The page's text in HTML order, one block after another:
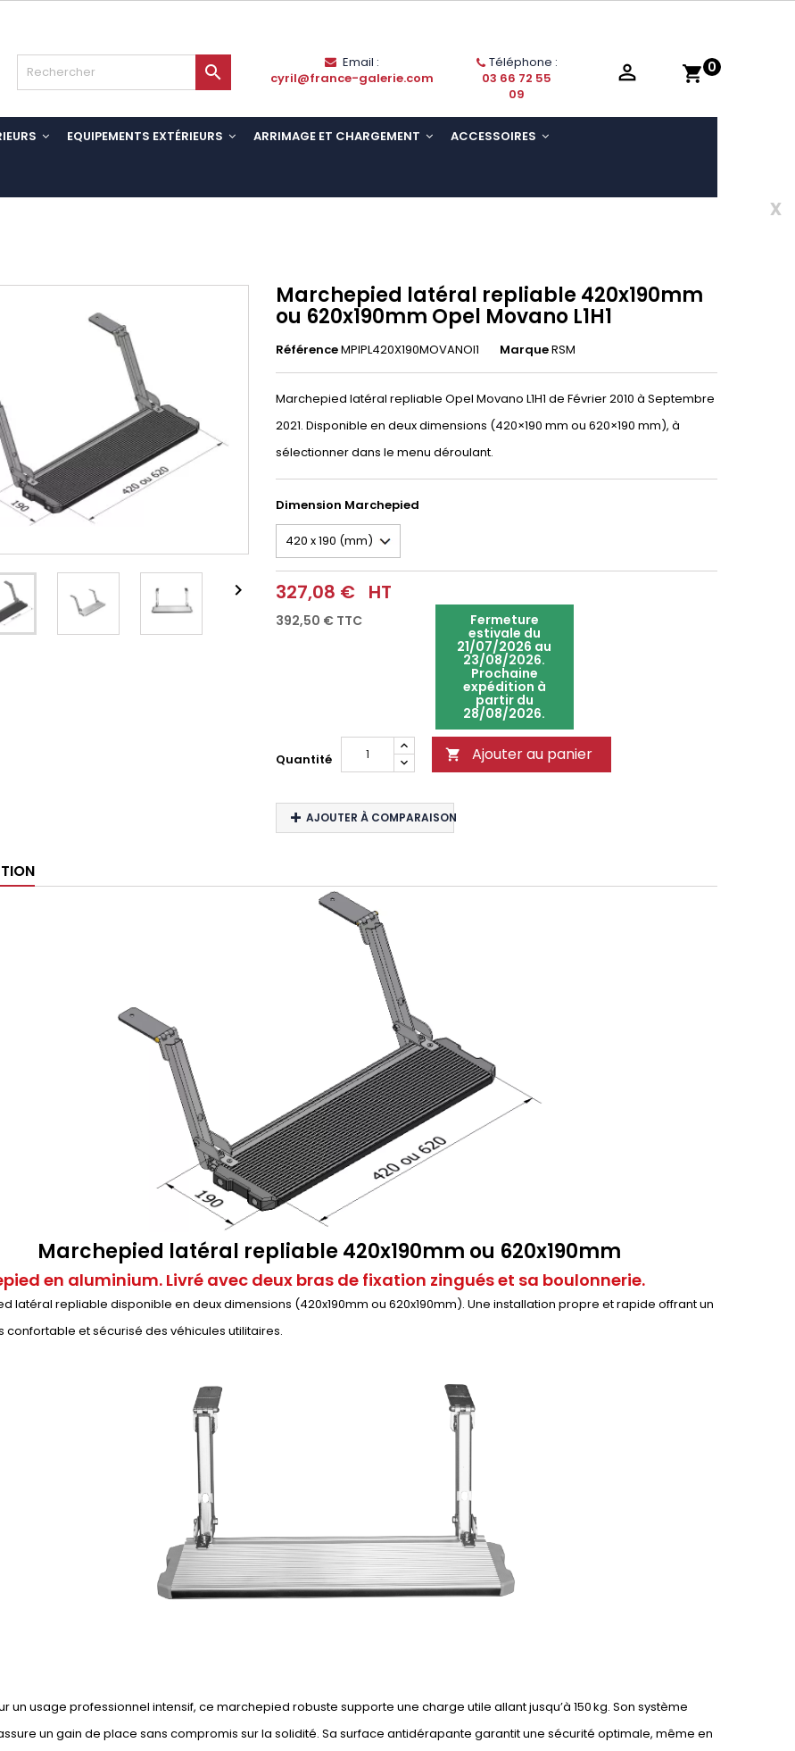
shopping_cart 0

Email :
cyril@france-galerie.com
Téléphone :
03 66 72 55
09

EQUIPEMENTS EXTÉRIEURS ARRIMAGE ET CHARGEMENT ACCESSOIRES
x

Marchepied latéral repliable 420x190mm
ou 620x190mm Opel Movano L1H1
RéférenceMPIPL420X190MOVANOl1 MarqueRSM
Marchepied latéral repliable Opel Movano L1H1 de Février 2010 à Septembre
2021. Disponible en deux dimensions (420×190 mm ou 620×190 mm), à
sélectionner dans le menu déroulant.
Dimension Marchepied
327,08 € HT
392,50 € TTC Fermeture
estivale du
21/07/2026 au
23/08/2026.
Prochaine
expédition à
partir du
28/08/2026.
Quantité  Ajouter au panier
AJOUTER À COMPARAISON
Marchepied latéral repliable 420x190mm ou 620x190mm
en aluminium. Livré avec deux bras de fixation zingués et sa boulonnerie.
latéral repliable disponible en deux dimensions (420x190mm ou 620x190mm). Une installation propre et rapide offrant un
confortable et sécurisé des véhicules utilitaires.
un usage professionnel intensif, ce marchepied robuste supporte une charge utile allant jusqu’à 150 kg. Son système
un gain de place sans compromis sur la solidité. Sa surface antidérapante garantit une sécurité optimale, même en